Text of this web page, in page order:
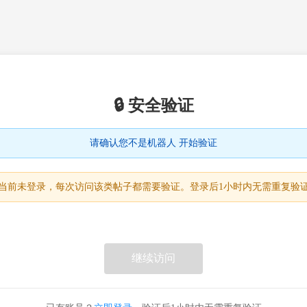
🔒 安全验证
请确认您不是机器人 开始验证
前未登录，每次访问该类帖子都需要验证。登录后1小时内无需重复验
继续访问